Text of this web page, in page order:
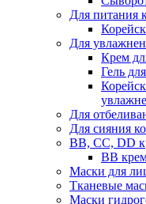
Для питания
Для
Крем
Гель
Для
Для сияния
BB, CC, DD
BB
Маски для
Тканевые
Маски